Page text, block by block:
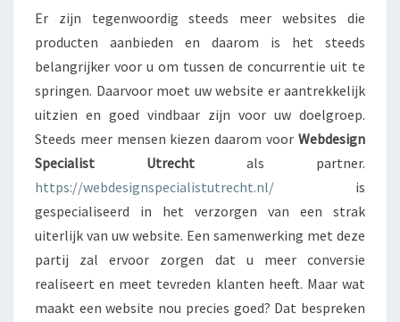
G
O
E
D
E
E
B
S
I
T
E
I
N
E
Er zijn tegenwoordig steeds meer websites die
producten aanbieden en daarom is het steeds
belangrijker voor u om tussen de concurrentie uit te
springen. Daarvoor moet uw website er aantrekkelijk
uitzien en goed vindbaar zijn voor uw doelgroep.
Steeds meer mensen kiezen daarom voor Webdesign
Specialist Utrecht als partner.
https://webdesignspecialistutrecht.nl/ is
gespecialiseerd in het verzorgen van een strak
uiterlijk van uw website. Een samenwerking met deze
partij zal ervoor zorgen dat u meer conversie
realiseert en meet tevreden klanten heeft. Maar wat
maakt een website nou precies goed? Dat bespreken